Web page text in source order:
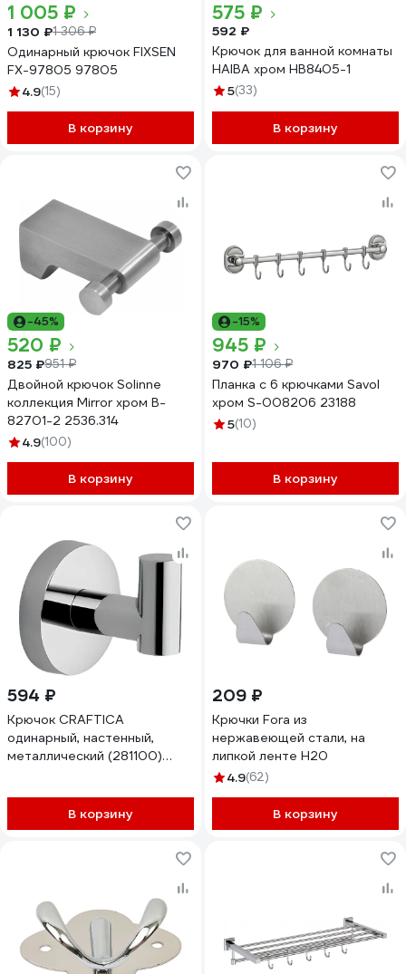
1 005 ₽
1 130 ₽1 306 ₽
Одинарный крючок FIXSEN
FX-97805 97805
4.9(15)
В корзину
575 ₽
592 ₽
Крючок для ванной комнаты
HAIBA хром HB8405-1
5(33)
В корзину
-45%
520 ₽
825 ₽951 ₽
Двойной крючок Solinne
коллекция Mirror хром B-
82701-2 2536.314
4.9(100)
В корзину
-15%
945 ₽
970 ₽1 106 ₽
Планка с 6 крючками Savol
хром S-008206 23188
5(10)
В корзину
594 ₽
Крючок CRAFTICA
одинарный, настенный,
металлический (281100)
В корзину
209 ₽
Крючки Fora из
нержавеющей стали, на
липкой ленте H20
4.9(62)
В корзину